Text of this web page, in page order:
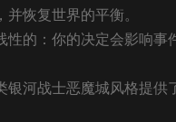
并恢复世界的平衡。
性的：你的决定会影响事
银河战士恶魔城风格提